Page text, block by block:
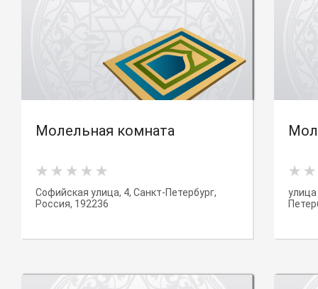
Молельная комната
Софийская улица, 4, Санкт-Петербург,
Россия, 192236
улица